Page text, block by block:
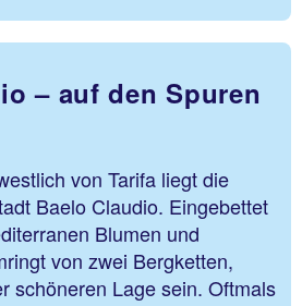
– auf den Spuren
von Tarifa liegt die
Baelo Claudio. Eingebettet
Blumen und
von zwei Bergketten,
schöneren Lage sein. Oftmals